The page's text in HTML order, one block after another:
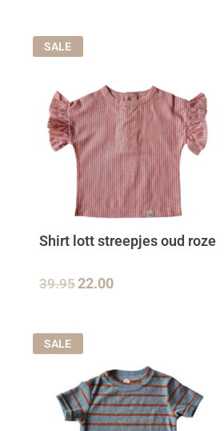
SALE
Shirt lott streepjes oud roze
39.9522.00
SALE